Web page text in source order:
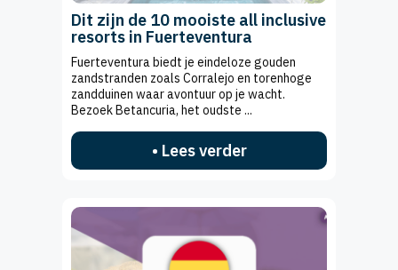
Dit zijn de 10 mooiste all inclusive
resorts in Fuerteventura
Fuerteventura biedt je eindeloze gouden
zandstranden zoals Corralejo en torenhoge
zandduinen waar avontuur op je wacht.
Bezoek Betancuria, het oudste ...
• Lees verder